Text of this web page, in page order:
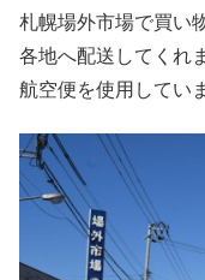
札幌場外市場で買い
各地へ配送してくれ
航空便を使用してい